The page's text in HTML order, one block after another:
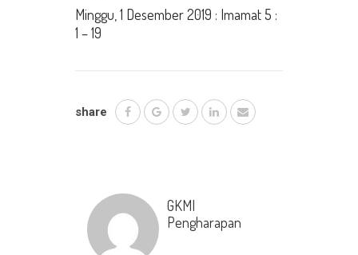
Minggu, 1 Desember 2019 : Imamat 5 :
1 – 19
share
GKMI
Pengharapan